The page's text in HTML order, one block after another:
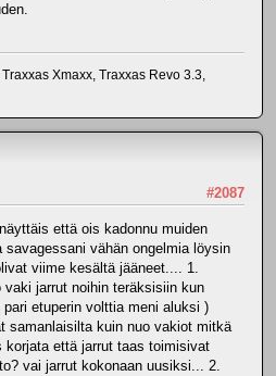
Xmaxx, Traxxas Revo 3.3,
#2087
että ois kadonnu muiden
vähän ongelmia löysin
viime kesältä jääneet.... 1.
jarrut noihin teräksisiin kun
etuperin volttia meni aluksi )
samanlaisilta kuin nuo vakiot mitkä
että jarrut taas toimisivat
vai jarrut kokonaan uusiksi... 2.